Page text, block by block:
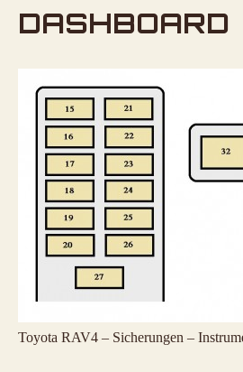
DASHBOARD
Toyota RAV4 – Sicherungen –